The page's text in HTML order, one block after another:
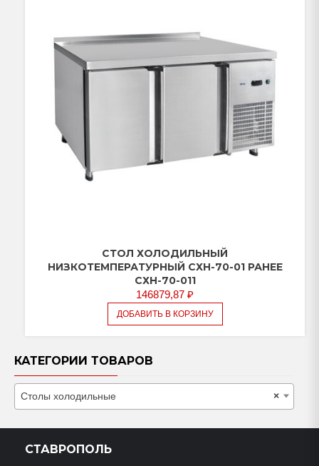
СТОЛ ХОЛОДИЛЬНЫЙ
НИЗКОТЕМПЕРАТУРНЫЙ СХН-70-01 РАНЕЕ
СХН-70-011
146879,87 ₽
ДОБАВИТЬ В КОРЗИНУ
КАТЕГОРИИ ТОВАРОВ
×
Столы холодильные
СТАВРОПОЛЬ